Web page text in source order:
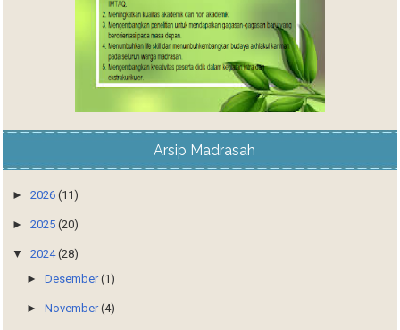
Arsip Madrasah
►2026(11)
►2025(20)
▼2024(28)
►Desember(1)
►November(4)